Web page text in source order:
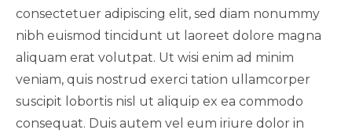
consectetuer adipiscing elit, sed diam nonummy
nibh euismod tincidunt ut laoreet dolore magna
aliquam erat volutpat. Ut wisi enim ad minim
veniam, quis nostrud exerci tation ullamcorper
suscipit lobortis nisl ut aliquip ex ea commodo
consequat. Duis autem vel eum iriure dolor in